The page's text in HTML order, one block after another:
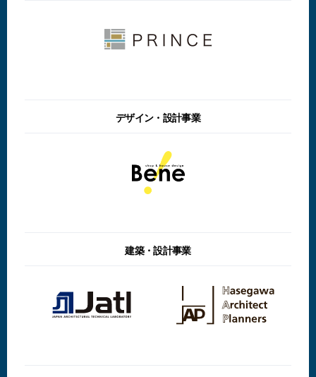
デザイン・設計事業
建築・設計事業